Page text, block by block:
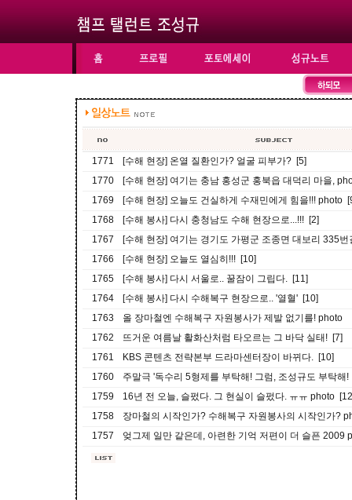
1771
[수해 현장] 온열 질환인가? 얼굴 피부가? [5]
1770
[수해 현장] 여기는 충남 홍성군 홍북읍 대덕리 마을,
1769
[수해 현장] 오늘도 건실하게 수재민에게 힘을!!! photo
1768
[수해 봉사] 다시 충청남도 수해 현장으로...!!! [2]
1767
[수해 현장] 여기는 경기도 가평군 조종면 대보리 335
1766
[수해 현장] 오늘도 열심히!!! [10]
1765
[수해 봉사] 다시 서울로.. 꿀잠이 그립다. [11]
1764
[수해 봉사] 다시 수해복구 현장으로.. '열혈' [10]
1763
올 장마철엔 수해복구 자원봉사가 제발 없기를! photo
1762
뜨거운 여름날 활화산처럼 타오르는 그 바닥 실태! [7]
1761
KBS 콘텐츠 전략본부 드라마센터장이 바뀌다. [10]
1760
주말극 '독수리 5형제를 부탁해! 그럼, 조성규도 부탁해
1759
16년 전 오늘, 슬펐다. 그 현실이 슬펐다. ㅠㅠ photo
1758
장마철의 시작인가? 수해복구 자원봉사의 시작인가?
1757
엊그제 일만 같은데, 아련한 기억 저편이 더 슬픈 2009